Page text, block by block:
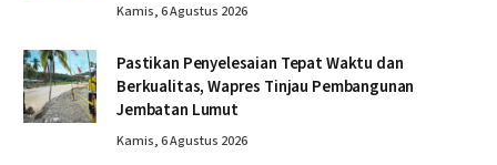
Kamis, 6 Agustus 2026
Pastikan Penyelesaian Tepat Waktu dan
Berkualitas, Wapres Tinjau Pembangunan
Jembatan Lumut
Kamis, 6 Agustus 2026